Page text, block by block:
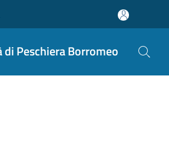
di Peschiera Borromeo